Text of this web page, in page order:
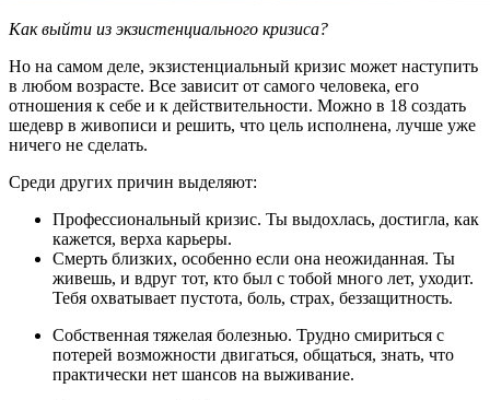
Как выйти из экзистенциального кризиса?
Но на самом деле, экзистенциальный кризис может наступить
в любом возрасте. Все зависит от самого человека, его
отношения к себе и к действительности. Можно в 18 создать
шедевр в живописи и решить, что цель исполнена, лучше уже
ничего не сделать.
Среди других причин выделяют:
Профессиональный кризис. Ты выдохлась, достигла, как
кажется, верха карьеры.
Смерть близких, особенно если она неожиданная. Ты
живешь, и вдруг тот, кто был с тобой много лет, уходит.
Тебя охватывает пустота, боль, страх, беззащитность.
Собственная тяжелая болезнью. Трудно смириться с
потерей возможности двигаться, общаться, знать, что
практически нет шансов на выживание.